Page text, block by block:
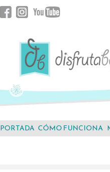
Facebook
Instagram
YouTube
PORTADA CÓMO FUNCIONA